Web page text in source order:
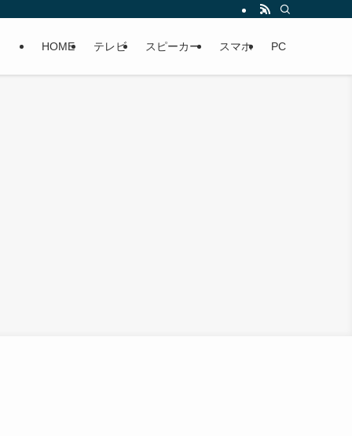
HOME テレビ スピーカー スマホ PC